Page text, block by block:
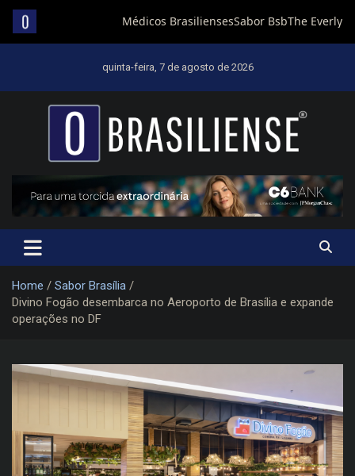
quinta-feira, 7 de agosto de 2026
Um diário de notícias que trabalha por Brasília
Home
Sabor Brasília
Divino Fogão desembarca no Aeroporto de Brasília e expande
operações no DF